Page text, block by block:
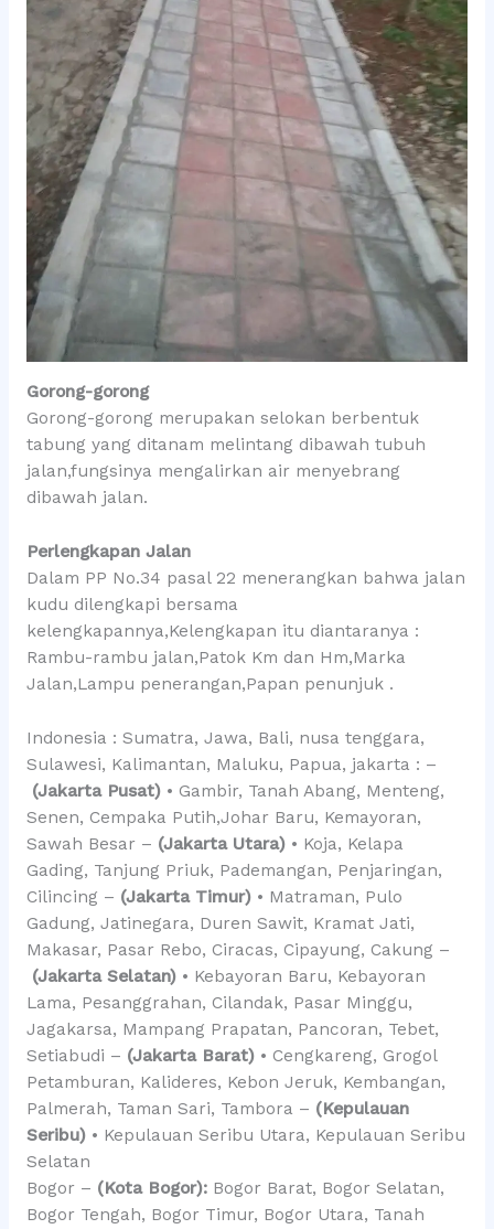
Gorong-gorong
Gorong-gorong merupakan selokan berbentuk
tabung yang ditanam melintang dibawah tubuh
jalan,fungsinya mengalirkan air menyebrang
dibawah jalan.
Perlengkapan Jalan
Dalam PP No.34 pasal 22 menerangkan bahwa jalan
kudu dilengkapi bersama
kelengkapannya,Kelengkapan itu diantaranya :
Rambu-rambu jalan,Patok Km dan Hm,Marka
Jalan,Lampu penerangan,Papan penunjuk .
Indonesia : Sumatra, Jawa, Bali, nusa tenggara,
Sulawesi, Kalimantan, Maluku, Papua, jakarta : –
(Jakarta Pusat)• Gambir, Tanah Abang, Menteng,
Senen, Cempaka Putih,Johar Baru, Kemayoran,
Sawah Besar – (Jakarta Utara)• Koja, Kelapa
Gading, Tanjung Priuk, Pademangan, Penjaringan,
Cilincing – (Jakarta Timur)• Matraman, Pulo
Gadung, Jatinegara, Duren Sawit, Kramat Jati,
Makasar, Pasar Rebo, Ciracas, Cipayung, Cakung –
(Jakarta Selatan)• Kebayoran Baru, Kebayoran
Lama, Pesanggrahan, Cilandak, Pasar Minggu,
Jagakarsa, Mampang Prapatan, Pancoran, Tebet,
Setiabudi – (Jakarta Barat)• Cengkareng, Grogol
Petamburan, Kalideres, Kebon Jeruk, Kembangan,
Palmerah, Taman Sari, Tambora – (Kepulauan
Seribu)• Kepulauan Seribu Utara, Kepulauan Seribu
Selatan
Bogor – (Kota Bogor):Bogor Barat, Bogor Selatan,
Bogor Tengah, Bogor Timur, Bogor Utara, Tanah